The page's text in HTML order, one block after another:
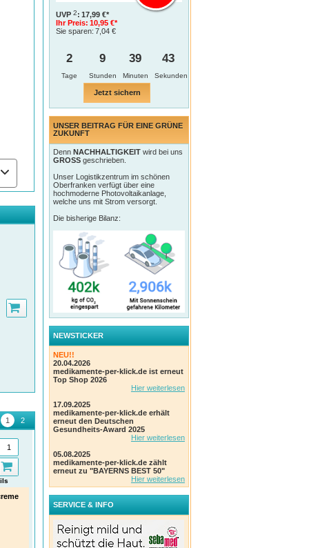
Dolopyrin AL bei akuten
Schmerzen
ALIUD Pharma GmbH
Einheit:
20 Stk Tabletten
: 00190791
Details
Olynth 0,05% abschwellendes
6J
Schnelle Hilfe bei Schnupfen,
Erkältung und verstopfter Nase.
Kenvue Germany GmbH
UVP 2: 17,99 €*
Ihr Preis: 10,95 €*
Sie sparen: 7,04 €
2
Tage
9 39 42
Jetzt sichern
UNSER BEITRAG FÜR EINE GRÜNE
ZUKUNFT
Denn NACHHALTIGKEIT wird bei uns
GROSS geschrieben.
Unser Logistikzentrum im schönen
Oberfranken verfügt über eine
hochmoderne Photovoltaikanlage,
welche uns mit Strom versorgt.
Die bisherige Bilanz:
NEWSTICKER
NEU!!
20.04.2026
medikamente-per-klick.de ist erneut
Top Shop 2026
Hier weiterlesen
17.09.2025
medikamente-per-klick.de erhält
erneut den Deutschen
Gesundheits-Award 2025
Hier weiterlesen
05.08.2025
medikamente-per-klick.de zählt
erneut zu "BAYERNS BEST 50"
Hier weiterlesen
SERVICE & INFO